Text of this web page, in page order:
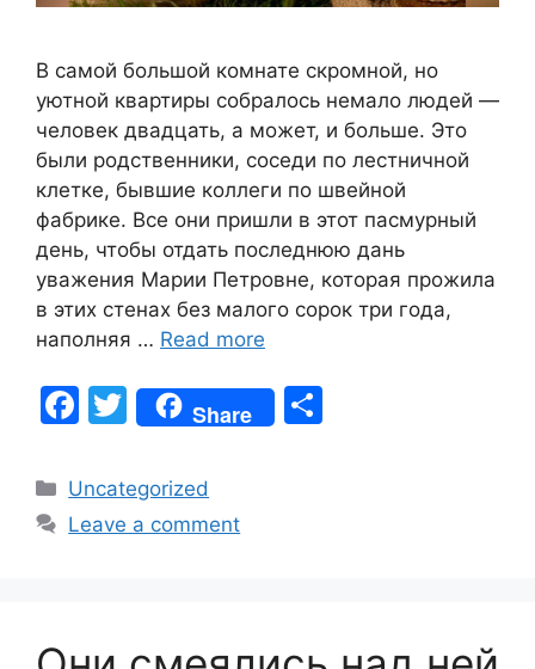
В самой большой комнате скромной, но
уютной квартиры собралось немало людей —
человек двадцать, а может, и больше. Это
были родственники, соседи по лестничной
клетке, бывшие коллеги по швейной
фабрике. Все они пришли в этот пасмурный
день, чтобы отдать последнюю дань
уважения Марии Петровне, которая прожила
в этих стенах без малого сорок три года,
наполняя … Read more
F
c
e
T
w
itt
er
Share
Categories
Uncategorized
Leave a comment